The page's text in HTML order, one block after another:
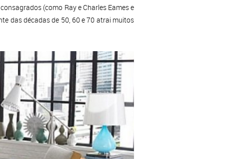
(como Ray e Charles Eames e
das décadas de 50, 60 e 70 atrai muitos